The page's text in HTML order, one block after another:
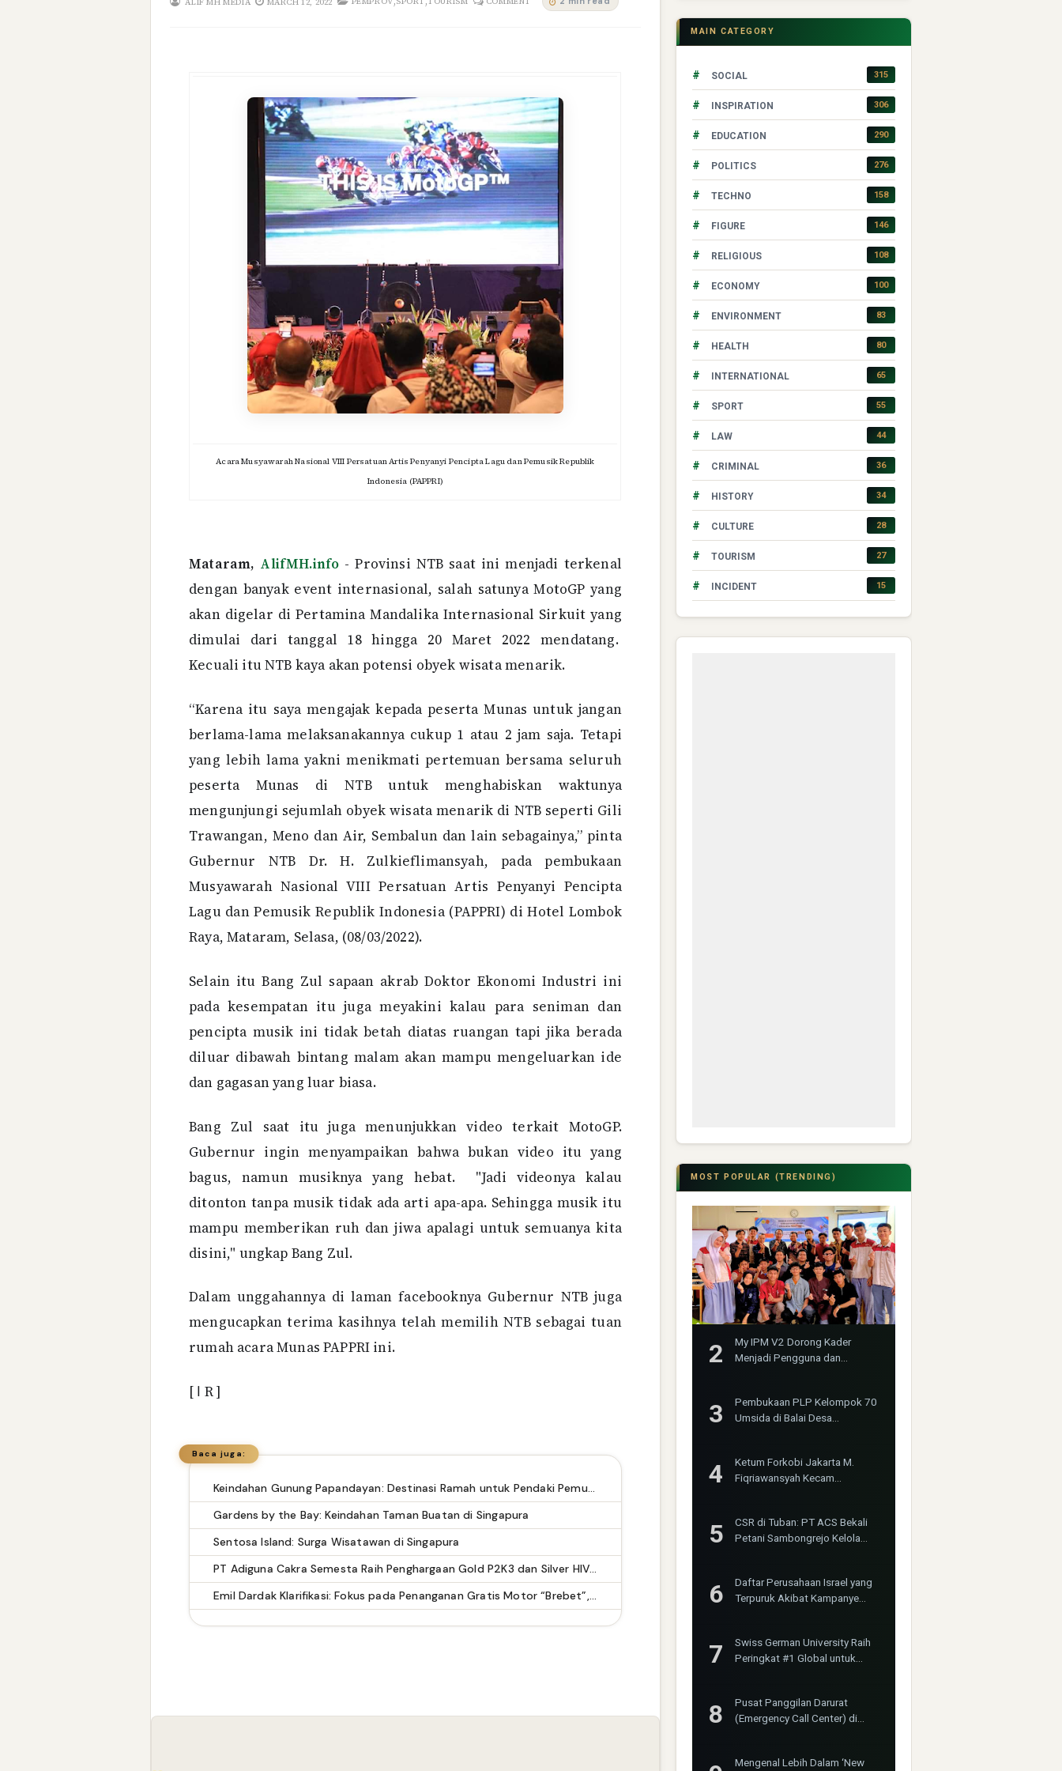
ALIF MH MEDIA MARCH 12, 2022
Acara Musyawarah Nasional VIII Persatuan Artis Penyanyi Pencipta Lagu dan Pemusik Republik
Indonesia (PAPPRI)
Mataram, AlifMH.info - Provinsi NTB saat ini menjadi terkenal
dengan banyak event internasional, salah satunya MotoGP yang
akan digelar di Pertamina Mandalika Internasional Sirkuit yang
dimulai dari tanggal 18 hingga 20 Maret 2022 mendatang.
Kecuali itu NTB kaya akan potensi obyek wisata menarik.
“Karena itu saya mengajak kepada peserta Munas untuk jangan
berlama-lama melaksanakannya cukup 1 atau 2 jam saja. Tetapi
yang lebih lama yakni menikmati pertemuan bersama seluruh
peserta Munas di NTB untuk menghabiskan waktunya
mengunjungi sejumlah obyek wisata menarik di NTB seperti Gili
Trawangan, Meno dan Air, Sembalun dan lain sebagainya,” pinta
Gubernur NTB Dr. H. Zulkieflimansyah, pada pembukaan
Musyawarah Nasional VIII Persatuan Artis Penyanyi Pencipta
Lagu dan Pemusik Republik Indonesia (PAPPRI) di Hotel Lombok
Raya, Mataram, Selasa, (08/03/2022).
Selain itu Bang Zul sapaan akrab Doktor Ekonomi Industri ini
pada kesempatan itu juga meyakini kalau para seniman dan
pencipta musik ini tidak betah diatas ruangan tapi jika berada
diluar dibawah bintang malam akan mampu mengeluarkan ide
dan gagasan yang luar biasa.
Bang Zul saat itu juga menunjukkan video terkait MotoGP.
Gubernur ingin menyampaikan bahwa bukan video itu yang
bagus, namun musiknya yang hebat. "Jadi videonya kalau
ditonton tanpa musik tidak ada arti apa-apa. Sehingga musik itu
mampu memberikan ruh dan jiwa apalagi untuk semuanya kita
disini," ungkap Bang Zul.
Dalam unggahannya di laman facebooknya Gubernur NTB juga
mengucapkan terima kasihnya telah memilih NTB sebagai tuan
rumah acara Munas PAPPRI ini.
[ ا R ]
Baca juga:
Keindahan Gunung Papandayan: Destinasi Ramah untuk Pendaki Pemula, Tapi Pendaki Masih Buang Sampah Sembarangan
Gardens by the Bay: Keindahan Taman Buatan di Singapura
Sentosa Island: Surga Wisatawan di Singapura
PT Adiguna Cakra Semesta Raih Penghargaan Gold P2K3 dan Silver HIV/AIDS Tingkat Provinsi Banten 2026
Emil Dardak Klarifikasi: Fokus pada Penanganan Gratis Motor “Brebet”, Bukan Imbauan Gunakan Pertalite
MAIN CATEGORY
# SOCIAL 315
# INSPIRATION 306
# EDUCATION 290
# POLITICS 276
# TECHNO 158
# FIGURE 146
# RELIGIOUS 108
# ECONOMY 100
# ENVIRONMENT 83
# HEALTH 80
# INTERNATIONAL 65
# SPORT 55
# LAW 44
# CRIMINAL 36
# HISTORY 34
# CULTURE 28
# TOURISM 27
# INCIDENT 15
MOST POPULAR (TRENDING)
My IPM V2 Dorong Kader
Menjadi Pengguna dan
Pembukaan PLP Kelompok 70
Umsida di Balai Desa
Ketum Forkobi Jakarta M.
Fiqriawansyah Kecam
Bima Jakarta
CSR di Tuban: PT ACS Bekali
Petani Sambongrejo Kelola
Daftar Perusahaan Israel yang
Terpuruk Akibat Kampanye
Swiss German University Raih
Peringkat #1 Global untuk
Pusat Panggilan Darurat
(Emergency Call Center) di
Mengenal Lebih Dalam ‘New